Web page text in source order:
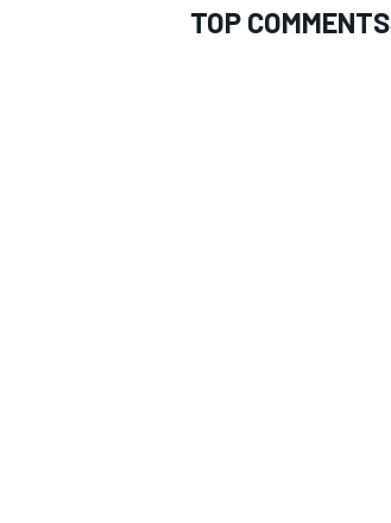
TOP COMMENTS